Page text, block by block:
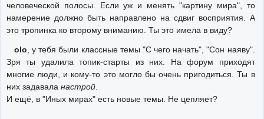
человеческой полосы. Если уж и менять "картину мира", то
намерение должно быть направлено на сдвиг восприятия. А
это тропинка ко второму вниманию. Ты это имела в виду?
olo , у тебя были классные темы "С чего начать", "Сон наяву".
Зря ты удалила топик-старты из них. На форум приходят
многие люди, и кому-то это могло бы очень пригодиться. Ты в
них задавала настрой
И ещё, в "Иных мирах" есть новые темы. Не цепляет?